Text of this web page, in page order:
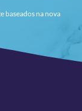
baseados na nova